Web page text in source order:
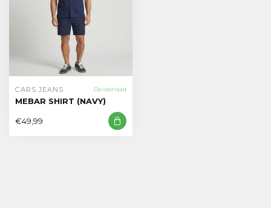
CARS JEANS Op voorraad
MEBAR SHIRT (NAVY)
€49,99